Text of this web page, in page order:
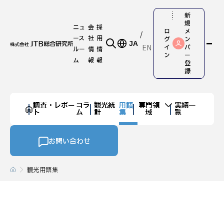
ニュ
ース
ルー
ム
会
社
情
報
採
用
情
報
JA EN
ロ
グ
イ
ン
新
規
メ
ン
バ
ー
登
録
調査・レポー
ト
コラ
ム
観光統
計
用語
集
専門領
域
実績一
覧
お問い合わせ
観光用語集